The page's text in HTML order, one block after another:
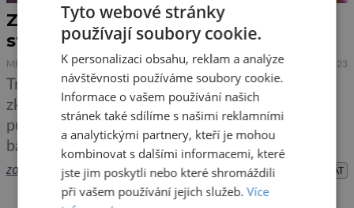
Zombie virus starý 50 000 let je
stále infekční
MEDICÍNA PŘÍRODA 28.5.2023
Trochu to připomíná béčkový horor. Vědci
zkoumali prastaré viry, které odebrali ze zmrzlé
půdy v severské tundře. Ke svému překvapení
badatelé zjistili, že viry se nejen navrátily k
životu, ale dokázaly být i infekční. Tedy, jen vůči
jednobuněčným organismům, možnost, že by
zobrazit více >> PŘEHRÁT
Tyto webové stránky
používají soubory cookie.
K personalizaci obsahu, reklam a analýze
návštěvnosti používáme soubory cookie.
Informace o vašem používání našich
stránek také sdílíme s našimi reklamními
a analytickými partnery, kteří je mohou
kombinovat s dalšími informacemi, které
jste jim poskytli nebo které shromáždili
při vašem používání jejich služeb.Více